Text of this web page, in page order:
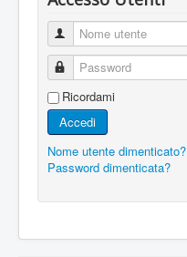
Nome utente
Password
Ricordami
Accedi
Nome utente dimenticato?
Password dimenticata?